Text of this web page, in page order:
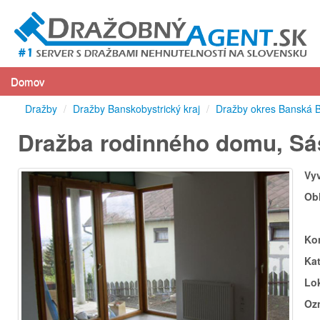
Domov
Dražby / Dražby Banskobystrický kraj / Dražby okres Banská
Dražba rodinného domu,